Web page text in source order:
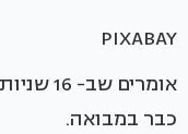
PIXABAY
כבר במבואה.